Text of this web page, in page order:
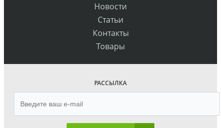
Новости
Статьи
Контакты
Товары
РАССЫЛКА